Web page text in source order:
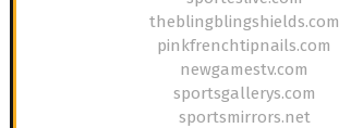
theblingblingshields.com
pinkfrenchtipnails.com
newgamestv.com
sportsgallerys.com
sportsmirrors.net